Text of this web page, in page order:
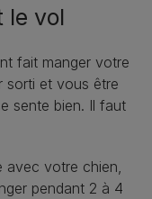
le vol
fait manger votre
sorti et vous être
sente bien. Il faut
votre chien,
pendant 2 à 4